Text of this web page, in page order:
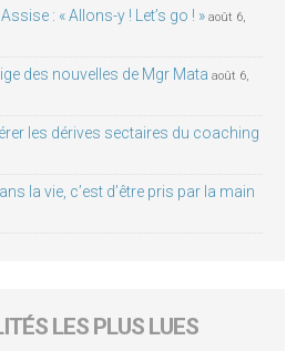
: « Allons-y ! Let’s go ! » août 6,
des nouvelles de Mgr Mata août 6,
les dérives sectaires du coaching
la vie, c’est d’être pris par la main
LES PLUS LUES